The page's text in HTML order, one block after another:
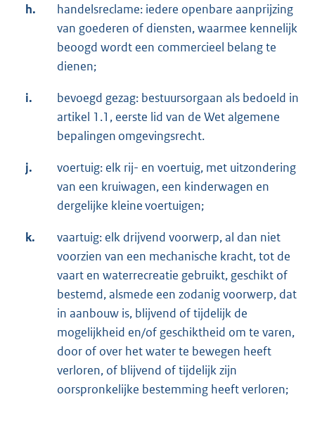
h.
handelsreclame: iedere openbare aanprijzing
van goederen of diensten, waarmee kennelijk
beoogd wordt een commercieel belang te
dienen;
i.
bevoegd gezag: bestuursorgaan als bedoeld in
artikel 1.1, eerste lid van de Wet algemene
bepalingen omgevingsrecht.
j.
voertuig: elk rij- en voertuig, met uitzondering
van een kruiwagen, een kinderwagen en
dergelijke kleine voertuigen;
k.
vaartuig: elk drijvend voorwerp, al dan niet
voorzien van een mechanische kracht, tot de
vaart en waterrecreatie gebruikt, geschikt of
bestemd, alsmede een zodanig voorwerp, dat
in aanbouw is, blijvend of tijdelijk de
mogelijkheid en/of geschiktheid om te varen,
door of over het water te bewegen heeft
verloren, of blijvend of tijdelijk zijn
oorspronkelijke bestemming heeft verloren;